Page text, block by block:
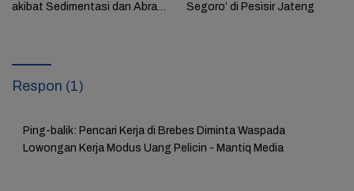
akibat Sedimentasi dan Abrasi
Segoro’ di Pesisir Jateng
Respon (1)
Ping-balik: Pencari Kerja di Brebes Diminta Waspada
Lowongan Kerja Modus Uang Pelicin - Mantiq Media